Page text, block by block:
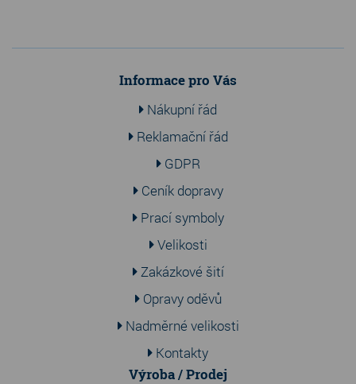
Informace pro Vás
Nákupní řád
Reklamační řád
GDPR
Ceník dopravy
Prací symboly
Velikosti
Zakázkové šití
Opravy oděvů
Nadměrné velikosti
Kontakty
Výroba / Prodej